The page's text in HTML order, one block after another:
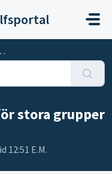
stora grupper
12:51 E.M.